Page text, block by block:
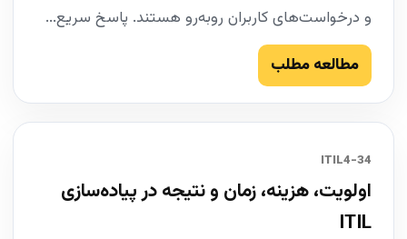
و درخواست‌های کاربران روبه‌رو هستند. پاسخ سریع...
مطالعه مطلب
34-ITIL4
اولویت، هزینه، زمان و نتیجه در پیاده‌سازی
ITIL